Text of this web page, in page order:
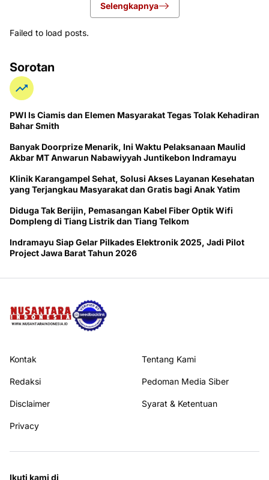
Selengkapnya
Failed to load posts.
Sorotan
PWI ls Ciamis dan Elemen Masyarakat Tegas Tolak Kehadiran
Bahar Smith
Banyak Doorprize Menarik, Ini Waktu Pelaksanaan Maulid
Akbar MT Anwarun Nabawiyyah Juntikebon Indramayu
Klinik Karangampel Sehat, Solusi Akses Layanan Kesehatan
yang Terjangkau Masyarakat dan Gratis bagi Anak Yatim
Diduga Tak Berijin, Pemasangan Kabel Fiber Optik Wifi
Dompleng di Tiang Listrik dan Tiang Telkom
Indramayu Siap Gelar Pilkades Elektronik 2025, Jadi Pilot
Project Jawa Barat Tahun 2026
Kontak Tentang Kami
Redaksi Pedoman Media Siber
Disclaimer Syarat & Ketentuan
Privacy
Ikuti kami di